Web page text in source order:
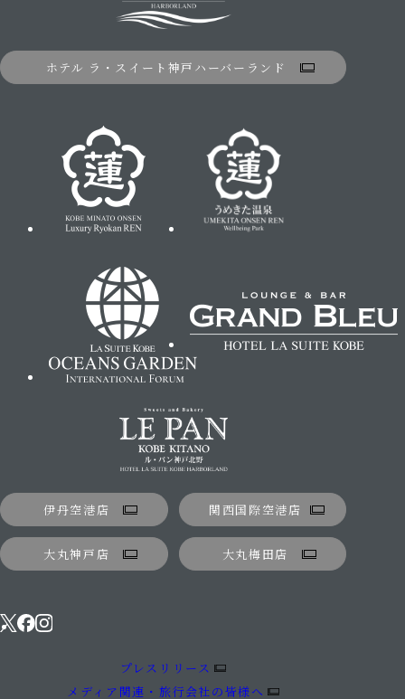
ホテル ラ・スイート神戸ハーバーランド
伊丹空港店 関西国際空港店
大丸神戸店 大丸梅田店
プレスリリース
メディア関連・旅行会社の皆様へ